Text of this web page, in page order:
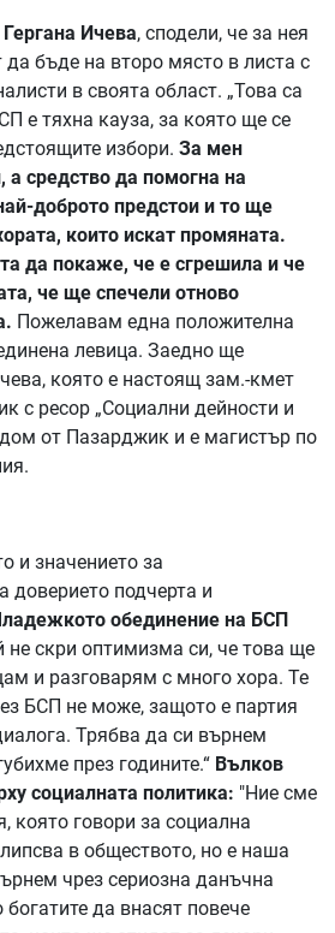
Ичева, сподели, че за нея
да бъде на второ място в листа с
в своята област. „Това са
е тяхна кауза, за която ще се
избори. За мен
а средство да помогна на
доброто предстои и то ще
които искат промяната.
да покаже, че е сгрешила и че
че ще спечели отново
Пожелавам една положителна
левица. Заедно ще
която е настоящ зам.-кмет
с ресор „Социални дейности и
от Пазарджик и е магистър по
и значението за
доверието подчерта и
обединение на БСП
не скри оптимизма си, че това ще
и разговарям с много хора. Те
БСП не може, защото е партия
Трябва да си върнем
през годините.“ Вълков
социалната политика: "Ние сме
която говори за социална
в обществото, но е наша
чрез сериозна данъчна
да внасят повече